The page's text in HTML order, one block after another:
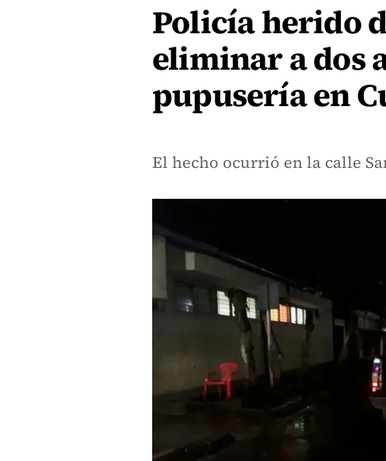
Policía herido
eliminar a dos
pupusería en
El hecho ocurrió en la calle